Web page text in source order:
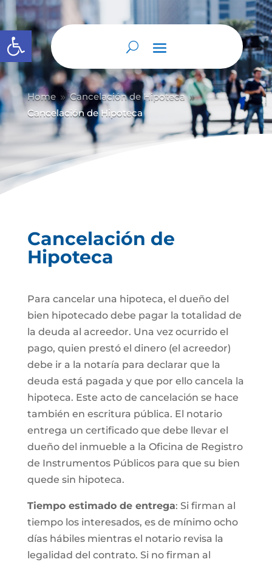
Abrir barra de herramientas
Home 9 Cancelación de Hipoteca 9
Cancelación de Hipoteca
Cancelación de
Hipoteca
Para cancelar una hipoteca, el dueño del
bien hipotecado debe pagar la totalidad de
la deuda al acreedor. Una vez ocurrido el
pago, quien prestó el dinero (el acreedor)
debe ir a la notaría para declarar que la
deuda está pagada y que por ello cancela la
hipoteca. Este acto de cancelación se hace
también en escritura pública. El notario
entrega un certificado que debe llevar el
dueño del inmueble a la Oficina de Registro
de Instrumentos Públicos para que su bien
quede sin hipoteca.
Tiempo estimado de entrega: Si firman al
tiempo los interesados, es de mínimo ocho
días hábiles mientras el notario revisa la
legalidad del contrato. Si no firman al